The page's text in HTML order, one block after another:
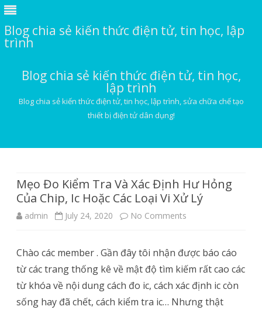
Blog chia sẻ kiến thức điện tử, tin học, lập
trình
Blog chia sẻ kiến thức điện tử, tin học,
lập trình
Blog chia sẻ kiến thức điện tử, tin học, lập trình, sửa chữa chế tạo
thiết bị điện tử dân dụng!
Mẹo Đo Kiểm Tra Và Xác Định Hư Hỏng
Của Chip, Ic Hoặc Các Loại Vi Xử Lý
admin July 24, 2020 No Comments
Đo
Kiểm
Tra
Chào các member . Gần đây tôi nhận được báo cáo
từ các trang thống kê về mật độ tìm kiếm rất cao các
từ khóa về nội dung cách đo ic, cách xác định ic còn
sống hay đã chết, cách kiểm tra ic… Nhưng thật